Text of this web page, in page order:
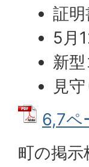
証
5月
新
見
6,7ペ
町の掲示